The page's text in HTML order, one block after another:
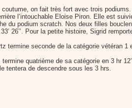
on fait très fort avec trois podiums.
l’intouchable Eloise Piron. Elle est
du podium scratch. Nos deux filles
26’’. Pour la petite histoire, Sigrid
termine seconde de la catégorie vétéran 1
quatrième de sa catégorie en 3 hr 12’
tentera de descendre sous les 3 hrs.